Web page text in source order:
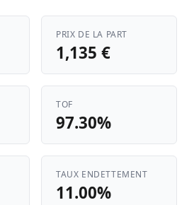
PRIX DE LA PART
1,135 €
TOF
97.30%
TAUX ENDETTEMENT
11.00%